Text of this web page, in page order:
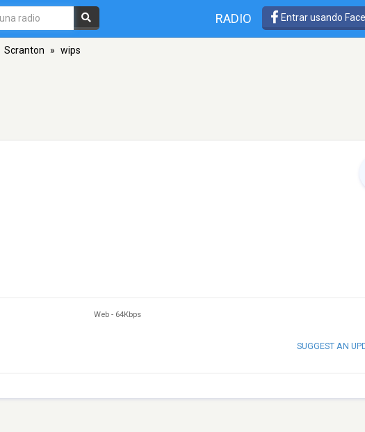
RADIO Entrar usando
Scranton » wips
Web - 64Kbps
SUGGEST AN